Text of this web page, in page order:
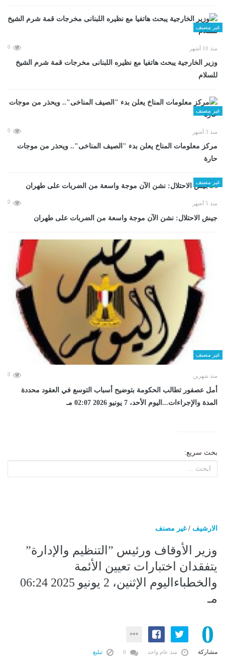
غير مصنف
منذ 10 أشهر 0
وزير الخارجية يبحث هاتفيا مع نظيره اللبنانى مخرجات قمة شرم الشيخ
للسلام
غير مصنف
منذ 3 أشهر 0
مركز معلومات المناخ يعلن بدء "الصيف المناخى".. ويحذر من موجات
حارة
غير مصنف
منذ 5 أشهر 0
جيش الاحتلال: نشن الآن موجة واسعة من الضربات على طهران
غير مصنف
منذ شهرين 0
أمل عصفور تطالب الحكومة بتوضيح أسباب التوسع في العقود محددة
المدة والإجراءات...اليوم الأحد، 7 يونيو 2026 02:07 مـ
بحث سريع:
الارشيف /غير مصنف
وزير الأوقاف ورئيس ”التنظيم والإدارة”
يتفقدان اختبارات تعيين الأئمة
والخطباءاليوم الإثنين، 2 يونيو 2025 06:24
مـ
0
مشاركة منذ عام واحد تبليغ